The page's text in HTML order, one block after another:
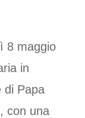
8 maggio
in
di Papa
con una